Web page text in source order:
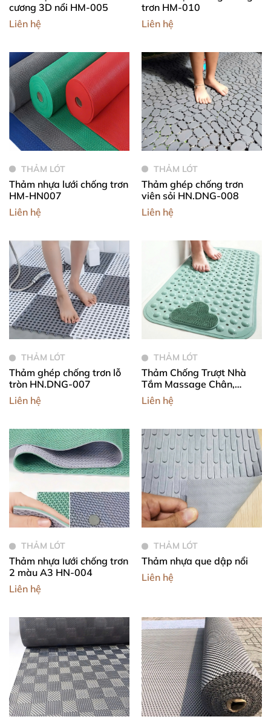
cương 3D nổi HM-005
Liên hệ
trơn HM-010
Liên hệ
THẢM LÓT
Thảm nhựa lưới chống trơn
HM-HN007
Liên hệ
THẢM LÓT
Thảm ghép chống trơn
viên sỏi HN.DNG-008
Liên hệ
THẢM LÓT
Thảm ghép chống trơn lỗ
tròn HN.DNG-007
Liên hệ
THẢM LÓT
Thảm Chống Trượt Nhà
Tắm Massage Chân,
Thảm Lót Sàn Nhà Tắm
Có Gai Mát Xa Chà Chân
Liên hệ
THẢM LÓT
Thảm nhựa lưới chống trơn
2 màu A3 HN-004
Liên hệ
THẢM LÓT
Thảm nhựa que dập nổi
Liên hệ